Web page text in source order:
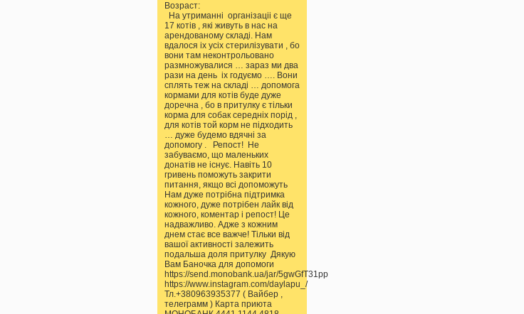
Возраст:
На утриманні організаціі є ще
17 котів , які живуть в нас на
арендованому складі. Нам
вдалося іх усіх стерилізувати , бо
вони там неконтрольовано
размножувалися … зараз ми два
рази на день іх годуємо …. Вони
сплять теж на складі … допомога
кормами для котів буде дуже
доречна , бо в притулку є тільки
корма для собак середніх порід ,
для котів той корм не підходить
… дуже будемо вдячні за
допомогу . Репост! Не
забуваємо, що маленьких
донатів не існує. Навіть 10
гривень поможуть закрити
питання, якщо всі допоможуть
Нам дуже потрібна підтримка
кожного, дуже потрібен лайк від
кожного, коментар і репост! Це
надважливо. Адже з кожним
днем стає все важче! Тільки від
вашої активності залежить
подальша доля притулку Дякую
Вам Баночка для допомоги
https://send.monobank.ua/jar/5gwGfT31pp
https://www.instagram.com/daylapu_/
Тл.+380963935377 ( Вайбер ,
телеграмм ) Карта приюта